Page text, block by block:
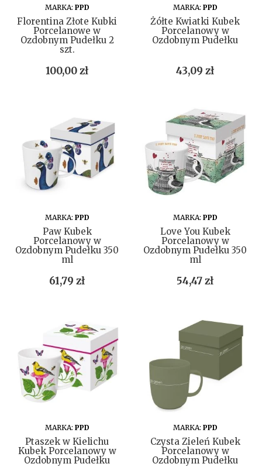
DO KOSZYKA
MARKA: PPD
Florentina Złote Kubki
Porcelanowe w
Ozdobnym Pudełku 2
szt.
Cena
100,00 zł
DO KOSZYKA
MARKA: PPD
Żółte Kwiatki Kubek
Porcelanowy w
Ozdobnym Pudełku
Cena
43,09 zł
DO KOSZYKA
MARKA: PPD
Paw Kubek
Porcelanowy w
Ozdobnym Pudełku 350
ml
Cena
61,79 zł
DO KOSZYKA
MARKA: PPD
Love You Kubek
Porcelanowy w
Ozdobnym Pudełku 350
ml
Cena
54,47 zł
DO KOSZYKA
MARKA: PPD
Ptaszek w Kielichu
Kubek Porcelanowy w
Ozdobnym Pudełku
DO KOSZYKA
MARKA: PPD
Czysta Zieleń Kubek
Porcelanowy w
Ozdobnym Pudełku